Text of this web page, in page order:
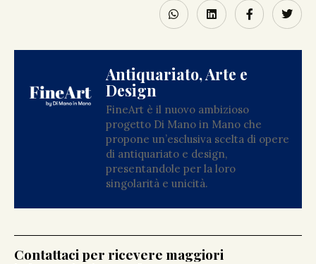
Antiquariato, Arte e
Design
FineArt è il nuovo ambizioso
progetto Di Mano in Mano che
propone un’esclusiva scelta di opere
di antiquariato e design,
presentandole per la loro
singolarità e unicità.
Contattaci per ricevere maggiori